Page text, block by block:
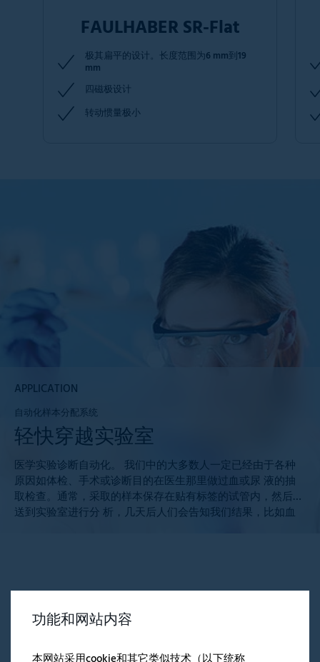
FAULHABER SR-Flat
极其扁平的设计。长度范围为6 mm到19
mm
四磁极设计
转动惯量极小
APPLICATION
自动化样本分配系统
轻快穿越实验室
医学实验诊断自动化。 我们中的大多数人一定已经由于各种
原因如体检、手术或诊断目的在医生那里做过血或尿 液的抽
取检查。通常，采取的样本保存在贴有标签的试管内，然后被
送到实验室进行分 析，几天后人们会告知我们结果，比如血
数千甚至上 万次样本分析。现在，这一诊断过程也能从最先
高性能微驱动装置在这里起着关键作…
功能和网站内容